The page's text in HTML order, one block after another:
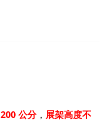
200 公分， 展架高度不